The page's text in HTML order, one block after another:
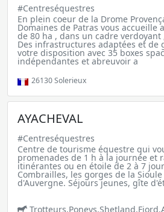
#Centreséquestres
En plein coeur de la Drome
Domaines de Patras vous accueille
de 80 ha , dans un cadre
Des infrastructures adaptées et de
votre disposition avec 35 boxes
indépendantes et abreuvoir a
26130Solerieux
AYACHEVAL
#Centreséquestres
Centre de tourisme équestre qui
promenades de 1 h à la journée et
itinérantes ou en étoile de 2 à 7
Combrailles, les gorges de la
d'Auvergne. Séjours jeunes, gîte